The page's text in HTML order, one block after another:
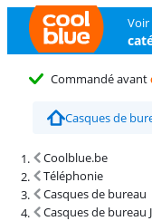
Commandé avant
Casques de
Coolblue.be
Téléphonie
Casques de bureau
Casques de bureau
Résultats de recherche et tri